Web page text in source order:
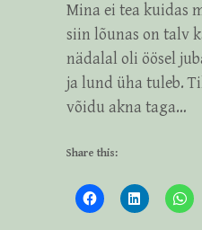
Mina ei tea kuidas
siin lõunas on talv
nädalal oli öösel
ja lund üha tuleb.
võidu akna taga…
Share this: